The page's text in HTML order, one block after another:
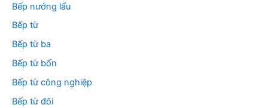
Bếp nướng lẩu
Bếp từ
Bếp từ ba
Bếp từ bốn
Bếp từ công nghiệp
Bếp từ đôi